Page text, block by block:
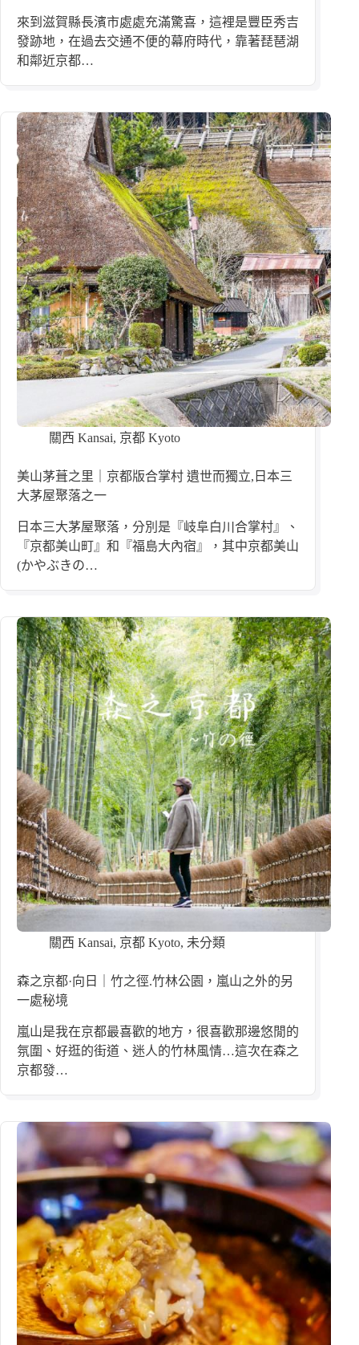
來到滋賀縣長濱市處處充滿驚喜，這裡是豐臣秀吉
發跡地，在過去交通不便的幕府時代，靠著琵琶湖
和鄰近京都…
關西 Kansai, 京都 Kyoto
美山茅葺之里｜京都版合掌村 遺世而獨立,日本三
大茅屋聚落之一
日本三大茅屋聚落，分別是『岐阜白川合掌村』、
『京都美山町』和『福島大內宿』，其中京都美山
(かやぶきの…
關西 Kansai, 京都 Kyoto, 未分類
森之京都·向日｜竹之徑.竹林公園，嵐山之外的另
一處秘境
嵐山是我在京都最喜歡的地方，很喜歡那邊悠閒的
氛圍、好逛的街道、迷人的竹林風情…這次在森之
京都發…